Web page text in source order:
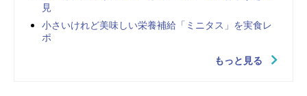
見
小さいけれど美味しい栄養補給「ミニタス」を実食レ
ポ
もっと見る